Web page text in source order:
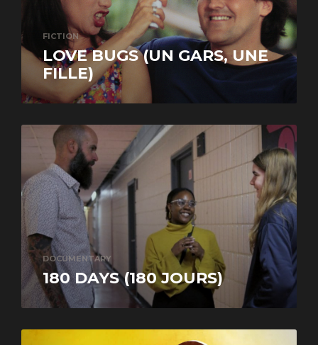
FICTION
LOVE BUGS (UN GARS, UNE
FILLE)
DOCUMENTARY
180 DAYS (180 JOURS)